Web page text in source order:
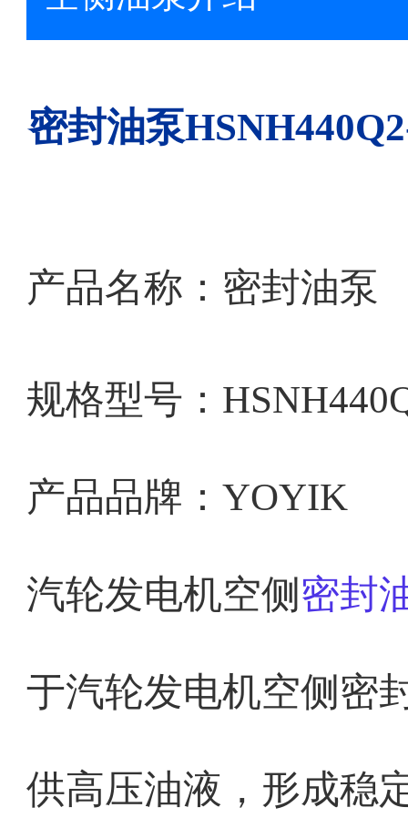
密封油泵
产品名称：密封油泵
规格型号：
产品品牌：YOYIK
汽轮发电机空侧 密封
于汽轮发电机空侧密
供高压油液，形成稳